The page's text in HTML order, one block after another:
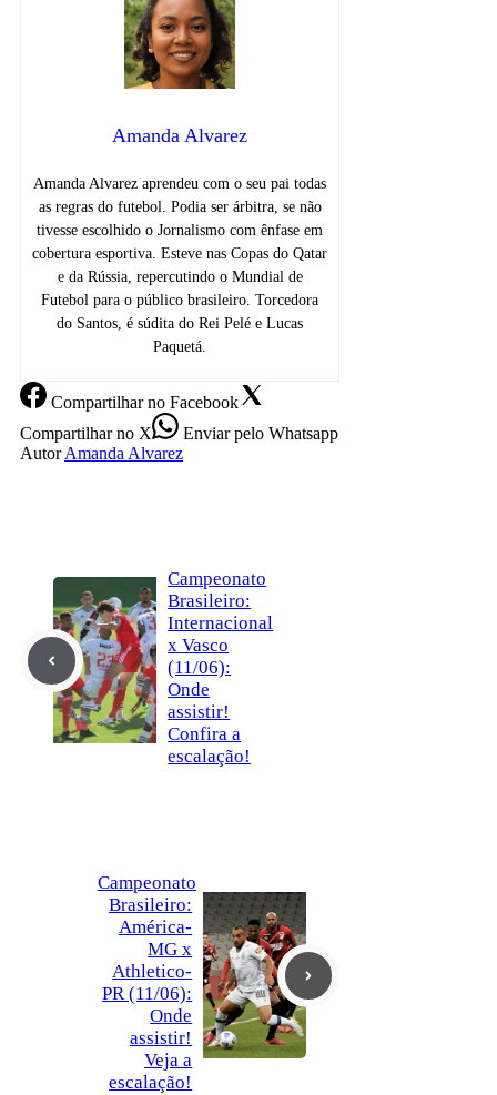
Amanda Alvarez
Amanda Alvarez aprendeu com o seu pai todas
as regras do futebol. Podia ser árbitra, se não
tivesse escolhido o Jornalismo com ênfase em
cobertura esportiva. Esteve nas Copas do Qatar
e da Rússia, repercutindo o Mundial de
Futebol para o público brasileiro. Torcedora
do Santos, é súdita do Rei Pelé e Lucas
Paquetá.
Compartilharno Facebook
Compartilharno X Enviarpelo Whatsapp
Autor Amanda Alvarez
Campeonato
Brasileiro:
Internacional
x Vasco
(11/06):
Onde
assistir!
Confira a
escalação!
Campeonato
Brasileiro:
América-
MG x
Athletico-
PR (11/06):
Onde
assistir!
Veja a
escalação!